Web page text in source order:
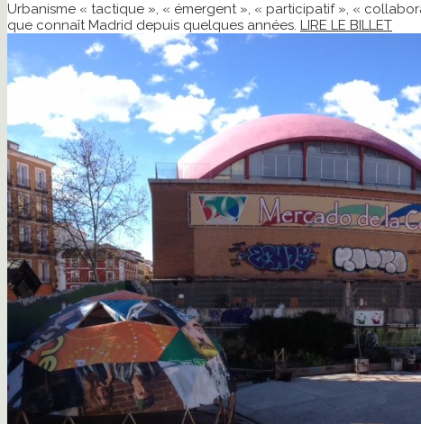
Urbanisme « tactique », « émergent », « participatif », «
que connaît Madrid depuis quelques années. LIRE LE BILLET